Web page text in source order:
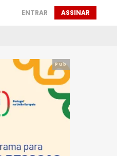
ENTRAR ASSINAR
Pub